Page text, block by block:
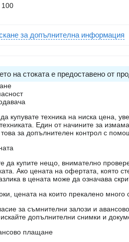
100
за допълнителна информация
на стоката е предоставено от
купувате техника на ниска цена,
Един от начините за
за допълнителен контрол с
да купите нещо, внимателно
Ако цената на офертата, която
в цената може да означава
цената на които прекалено
за съмнителни залози и
допълнителни снимки и
плащане